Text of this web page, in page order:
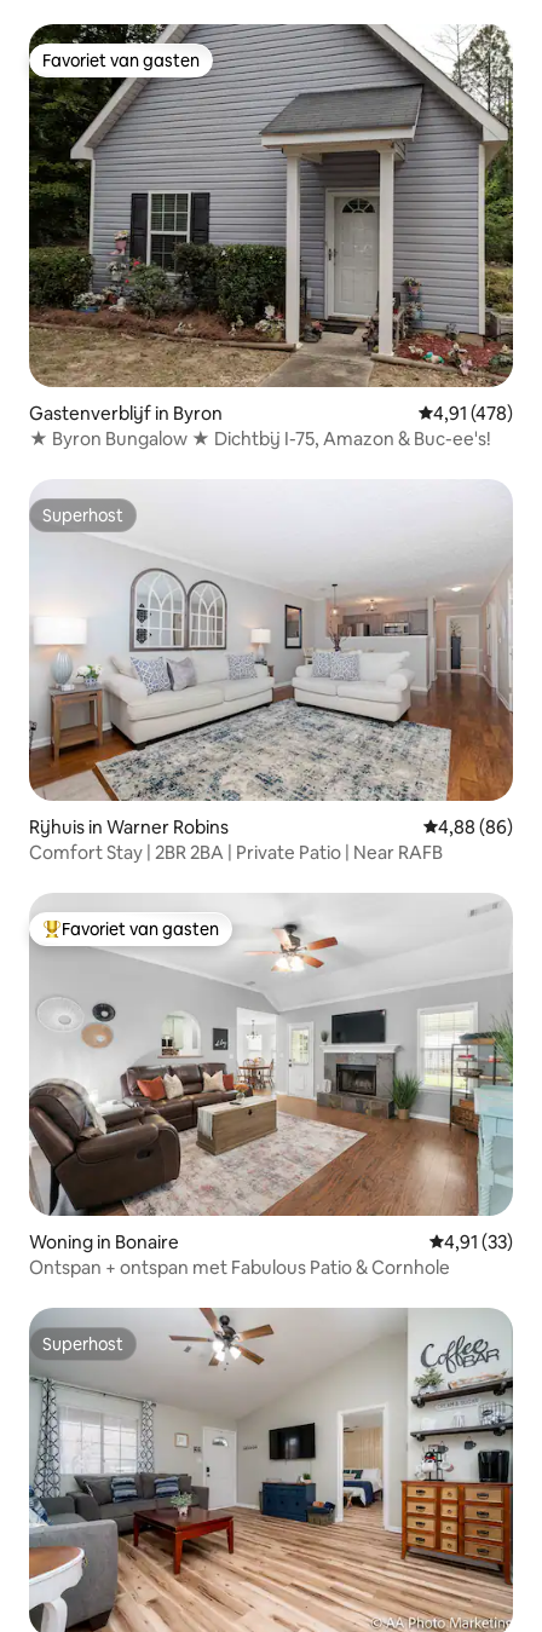
Favoriet van gasten
Favoriet van gasten
Gastenverblijf in Byron Gemiddelde
4,91 (478)
★ Byron Bungalow ★ Dichtbij I-75, Amazon & Buc-ee's!
Superhost
Superhost
Rijhuis in Warner Robins Gemiddelde
4,88 (86)
Comfort Stay | 2BR 2BA | Private Patio | Near RAFB
Topfavoriet van gasten
Favoriet van gasten
Woning in Bonaire Gemiddelde
4,91 (33)
Ontspan + ontspan met Fabulous Patio & Cornhole
Superhost
Superhost